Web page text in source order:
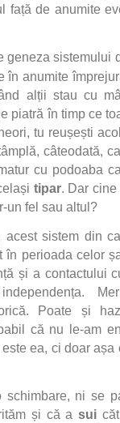
față de anumite
geneza sistemului
în anumite
alții stau cu
piatră în timp ce
tu reușești
câteodată,
cu podoaba
tipar. Dar cine
un fel sau altul?
sistem din
în perioada celor
și a contactului
Poate și
că nu le-am
ea, ci doar așa
ni se
și că asui